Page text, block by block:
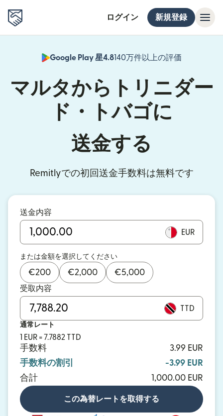
ログイン 新規登録
Google Play 星4.8140万件以上の評価
（別ウィン
マルタからトリニダー
ド・トバゴに
送金する
Remitlyでの初回送金手数料は無料です
送金内容
EUR
または金額を選択してください
€200 €2,000 €5,000
受取内容
TTD
通常レート
1 EUR = 7.7882 TTD
手数料
3.99 EUR
手数料の割引
-3.99 EUR
合計
1,000.00 EUR
この為替レートを取得する